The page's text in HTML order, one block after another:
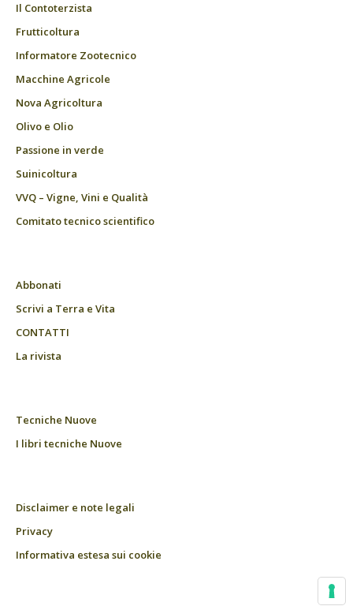
Il Contoterzista
Frutticoltura
Informatore Zootecnico
Macchine Agricole
Nova Agricoltura
Olivo e Olio
Passione in verde
Suinicoltura
VVQ – Vigne, Vini e Qualità
Comitato tecnico scientifico
Abbonati
Scrivi a Terra e Vita
CONTATTI
La rivista
Tecniche Nuove
I libri tecniche Nuove
Disclaimer e note legali
Privacy
Informativa estesa sui cookie